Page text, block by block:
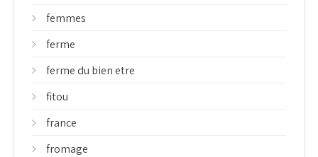
femmes
ferme
ferme du bien etre
fitou
france
fromage